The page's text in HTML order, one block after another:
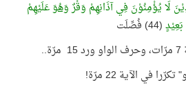
لَا يُؤْمِنُوْنَ فِي آذَانِهِمْ وَقْرٌوَهُوَعَلَيْهِمْ
(44) فُصِّلَت
في الآية 22 مرّة!